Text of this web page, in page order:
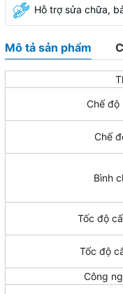
Hỗ trợ sửa chữa,
Mô tả sản phẩm
Chế độ
Chế
Bình
Tốc độ
Tốc độ
Công